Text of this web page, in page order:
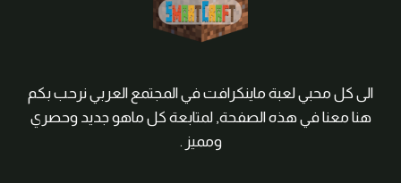
الى كل محبي لعبة ماينكرافت في المجتمع العربي نرحب بكم
هنا معنا في هذه الصفحة, لمتابعة كل ماهو جديد وحصري
ومميز .